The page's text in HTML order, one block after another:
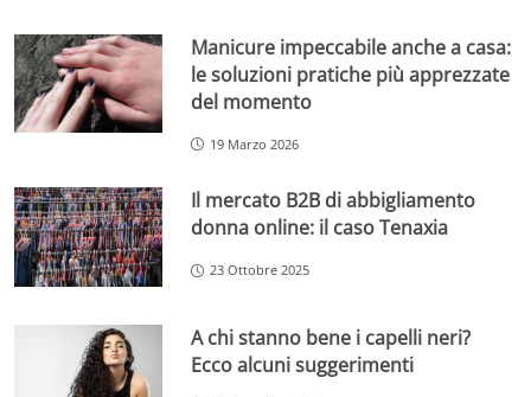
Manicure impeccabile anche a casa:
le soluzioni pratiche più apprezzate
del momento
19 Marzo 2026
Il mercato B2B di abbigliamento
donna online: il caso Tenaxia
23 Ottobre 2025
A chi stanno bene i capelli neri?
Ecco alcuni suggerimenti